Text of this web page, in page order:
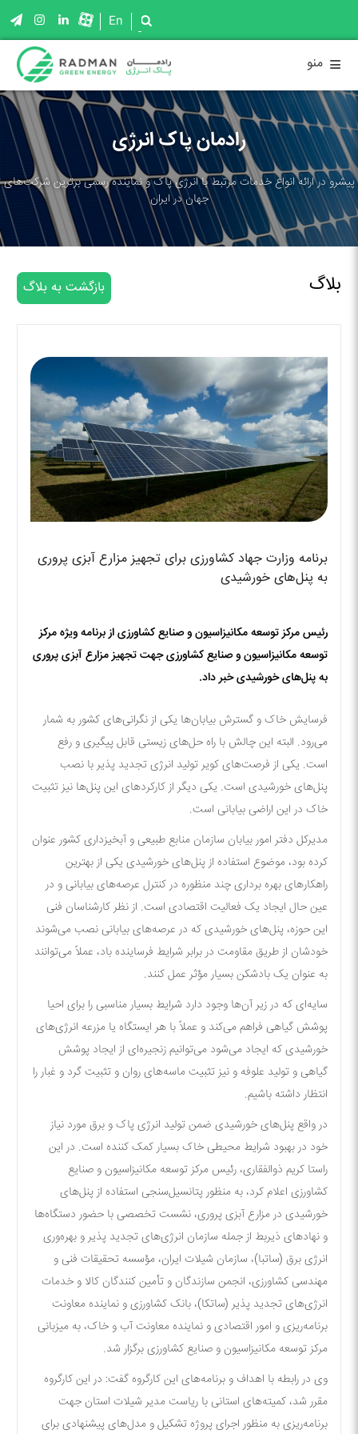
En
≡ منو
رادمان پاک انرژی
پیشرو در ارائه انواع خدمات مرتبط با انرژی پاک و نماینده رسمی برترین شرکت‌های
جهان در ایران
بلاگ بازگشت به بلاگ
برنامه وزارت جهاد کشاورزی برای تجهیز مزارع آبزی پروری
به پنل‌های خورشیدی
رئیس مرکز توسعه مکانیزاسیون و صنایع کشاورزی از برنامه ویژه مرکز
توسعه مکانیزاسیون و صنایع کشاورزی جهت تجهیز مزارع آبزی پروری
به پنل‌های خورشیدی خبر داد.
فرسایش خاک و گسترش بیابان‌ها یکی از نگرانی‌های کشور به شمار
می‌رود. البته این چالش با راه حل‌های زیستی قابل پیگیری و رفع
است. یکی از فرصت‌های کویر تولید انرژی تجدید پذیر با نصب
پنل‌های خورشیدی است. یکی دیگر از کارکرد‌های این پنل‌ها نیز تثبیت
خاک در این اراضی بیابانی است.
مدیرکل دفتر امور بیابان سازمان منابع طبیعی و آبخیزداری کشور عنوان
کرده بود، موضوع استفاده از پنل‌های خورشیدی یکی از بهترین
راهکار‌های بهره برداری چند منظوره در کنترل عرصه‌های بیابانی و در
عین حال ایجاد یک فعالیت اقتصادی است. از نظر کارشناسان فنی
این حوزه، پنل‌های خورشیدی که در عرصه‌های بیابانی نصب می‌شوند
خودشان از طریق مقاومت در برابر شرایط فرساینده باد، عملاً می‌توانند
به عنوان یک بادشکن بسیار مؤثر عمل کنند.
سایه‌ای که در زیر آن‌ها وجود دارد شرایط بسیار مناسبی را برای احیا
پوشش گیاهی فراهم می‌کند و عملاً با هر ایستگاه یا مزرعه انرژی‌های
خورشیدی که ایجاد می‌شود می‌توانیم زنجیره‌ای از ایجاد پوشش
گیاهی و تولید علوفه و نیز تثبیت ماسه‌های روان و تثبیت گرد و غبار را
انتظار داشته باشیم.
در واقع پنل‌های خورشیدی ضمن تولید انرژی پاک و برق مورد نیاز
خود در بهبود شرایط محیطی خاک بسیار کمک کننده است. در این
راستا کریم ذوالفقاری، رئیس مرکز توسعه مکانیزاسیون و صنایع
کشاورزی اعلام کرد، به منظور پتانسیل‌سنجی استفاده از پنل‌های
خورشیدی در مزارع آبزی پروری، نشست تخصصی با حضور دستگاه‌ها
و نهاد‌های ذیربط از جمله سازمان انرژی‌های تجدید پذیر و بهره‌وری
انرژی برق (ساتبا)، سازمان شیلات ایران، مؤسسه تحقیقات فنی و
مهندسی کشاورزی، انجمن سازندگان و تأمین کنندگان کالا و خدمات
انرژی‌های تجدید پذیر (ساتکا)، بانک کشاورزی و نماینده معاونت
برنامه‌ریزی و امور اقتصادی و نماینده معاونت آب و خاک، به میزبانی
مرکز توسعه مکانیزاسیون و صنایع کشاورزی برگزار شد.
وی در رابطه با اهداف و برنامه‌های این کارگروه گفت: در این کارگروه
مقرر شد، کمیته‌های استانی با ریاست مدیر شیلات استان جهت
برنامه‌ریزی به منظور اجرای پروژه تشکیل و مدل‌های پیشنهادی برای